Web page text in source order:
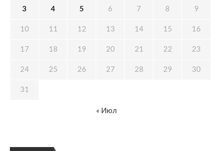
3 4 5 6 7 8 9
10 11 12 13 14 15 16
17 18 19 20 21 22 23
24 25 26 27 28 29 30
31
« Июл